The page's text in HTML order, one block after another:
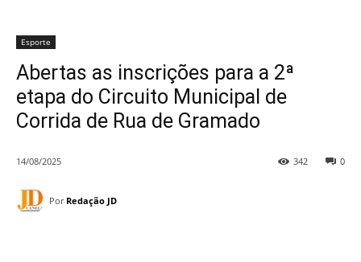
Esporte
Abertas as inscrições para a 2ª
etapa do Circuito Municipal de
Corrida de Rua de Gramado
14/08/2025 0
342
Por Redação JD